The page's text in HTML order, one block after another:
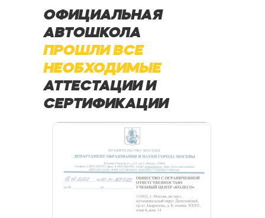
ОФИЦИАЛЬНАЯ
АВТОШКОЛА
ПРОШЛИ ВСЕ
НЕОБХОДИМЫЕ
АТТЕСТАЦИИ И
СЕРТИФИКАЦИИ